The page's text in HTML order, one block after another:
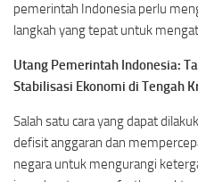
pemerintah Indonesia perlu
langkah yang tepat untuk
Utang Pemerintah Indonesia:
Stabilisasi Ekonomi di Tengah
Salah satu cara yang dapat
defisit anggaran dan
negara untuk mengurangi